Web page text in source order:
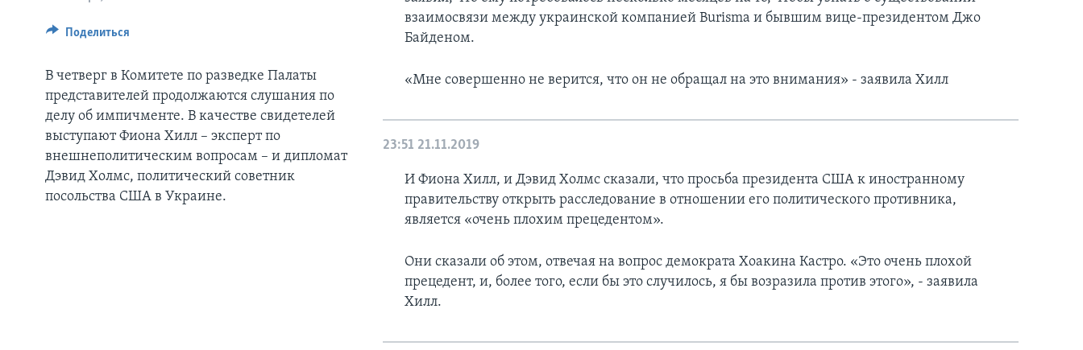
Поделиться
В четверг в Комитете по разведке Палаты
представителей продолжаются слушания по
делу об импичменте. В качестве свидетелей
выступают Фиона Хилл – эксперт по
внешнеполитическим вопросам – и дипломат
Дэвид Холмс, политический советник
посольства США в Украине.
взаимосвязи между украинской компанией Burisma и бывшим вице-президентом Джо
Байденом.
«Мне совершенно не верится, что он не обращал на это внимания» - заявила Хилл
23:51 21.11.2019
И Фиона Хилл, и Дэвид Холмс сказали, что просьба президента США к иностранному
правительству открыть расследование в отношении его политического противника,
является «очень плохим прецедентом».
Они сказали об этом, отвечая на вопрос демократа Хоакина Кастро. «Это очень плохой
прецедент, и, более того, если бы это случилось, я бы возразила против этого», - заявила
Хилл.